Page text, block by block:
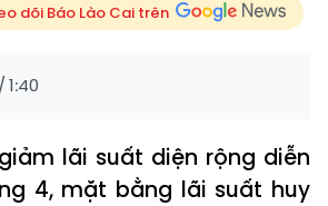
dõi Báo Lào Cai trên
/1:40
lãi suất diện rộng diễn
4, mặt bằng lãi suất huy